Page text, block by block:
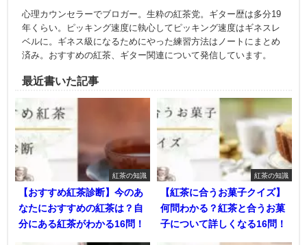
心理カウンセラーでブロガー。生粋の紅茶党。ギター歴は多分19
年くらい。ピッキング速度に執心してピッキング速度はギネスレ
ベルに。ギネス級になるためにやった練習方法はノートにまとめ
済み。おすすめの紅茶、ギター関連について発信しています。
最近書いた記事
紅茶の知識
【おすすめ紅茶診断】今のあ
なたにおすすめの紅茶は？自
分にある紅茶がわかる16問！
紅茶の知識
【紅茶に合うお菓子クイズ】
何問わかる？紅茶と合うお菓
子について詳しくなる16問！